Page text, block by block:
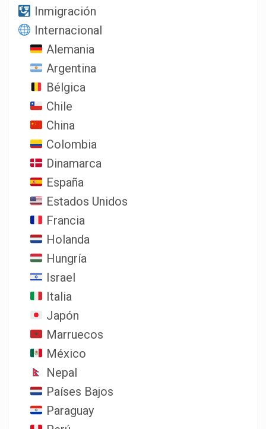
Inmigración
Internacional
Alemania
Argentina
Bélgica
Chile
China
Colombia
Dinamarca
España
Estados Unidos
Francia
Holanda
Hungría
Israel
Italia
Japón
Marruecos
México
Nepal
Países Bajos
Paraguay